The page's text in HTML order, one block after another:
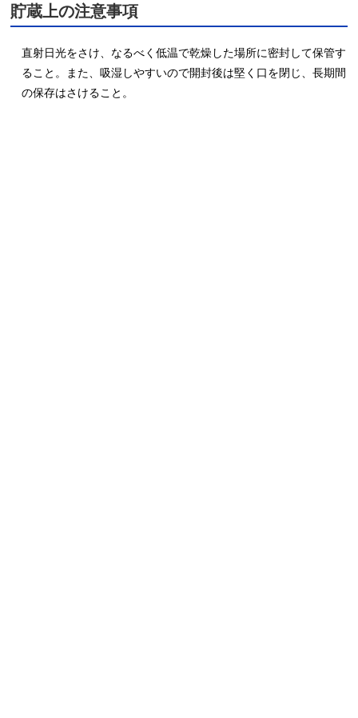
貯蔵上の注意事項
直射日光をさけ、なるべく低温で乾燥した場所に密封して保管す
ること。また、吸湿しやすいので開封後は堅く口を閉じ、長期間
の保存はさけること。